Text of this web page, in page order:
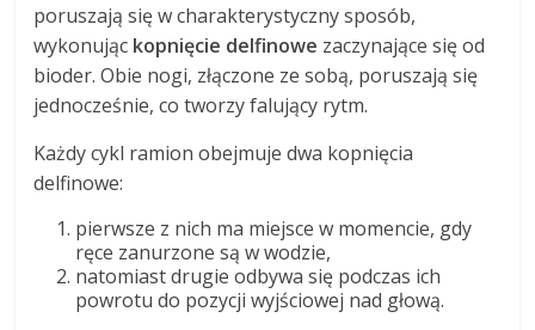
poruszają się w charakterystyczny sposób,
wykonując kopnięcie delfinowe zaczynające się od
bioder. Obie nogi, złączone ze sobą, poruszają się
jednocześnie, co tworzy falujący rytm.
Każdy cykl ramion obejmuje dwa kopnięcia
delfinowe:
pierwsze z nich ma miejsce w momencie, gdy
ręce zanurzone są w wodzie,
natomiast drugie odbywa się podczas ich
powrotu do pozycji wyjściowej nad głową.